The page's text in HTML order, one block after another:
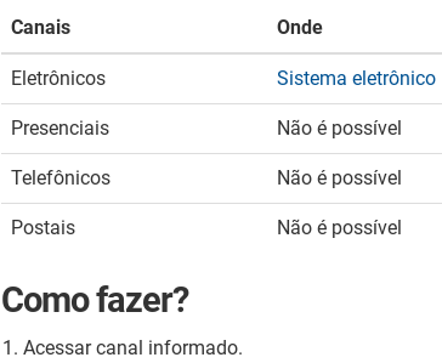
Canais Onde
Eletrônicos Sistema eletrônico
Presenciais Não é possível
Telefônicos Não é possível
Postais Não é possível
Como fazer?
Acessar canal informado.